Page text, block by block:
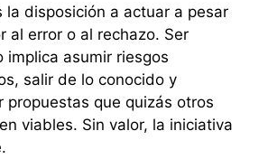
la disposición a actuar a pesar
al error o al rechazo. Ser
implica asumir riesgos
salir de lo conocido y
propuestas que quizás otros
viables. Sin valor, la iniciativa